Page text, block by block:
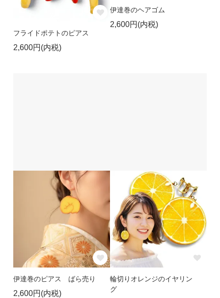
フライドポテトのピアス
2,600円(内税)
伊達巻のヘアゴム
2,600円(内税)
伊達巻のピアス ばら売り
2,600円(内税)
輪切りオレンジのイヤリン
グ